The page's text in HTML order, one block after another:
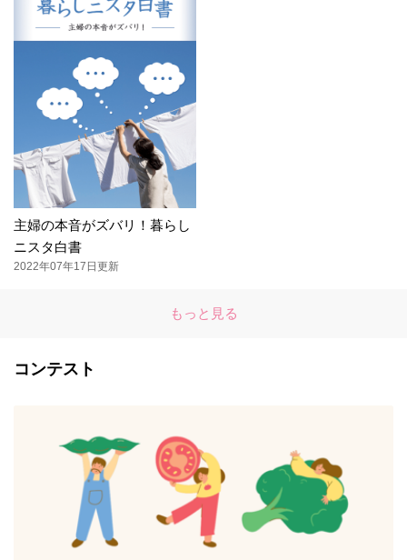
主婦の本音がズバリ！暮らし
ニスタ白書
2022年07年17日更新
もっと見る
コンテスト